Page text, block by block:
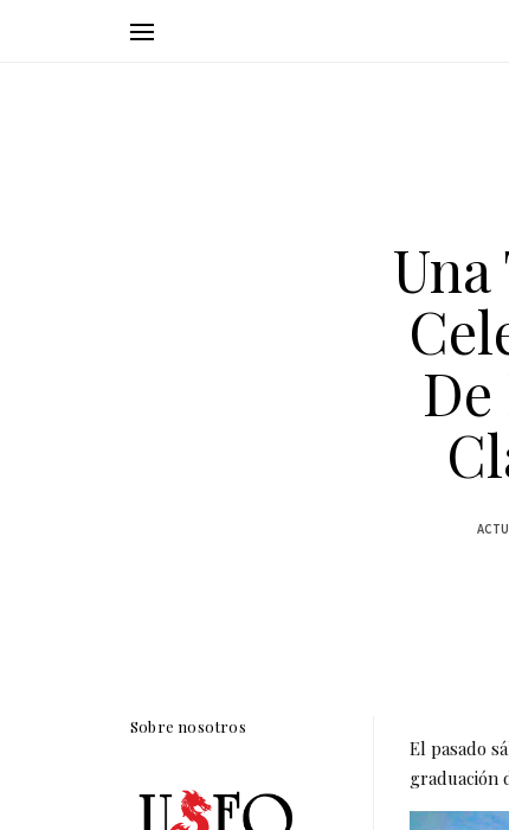
El pasado
graduación
Sobre nosotros